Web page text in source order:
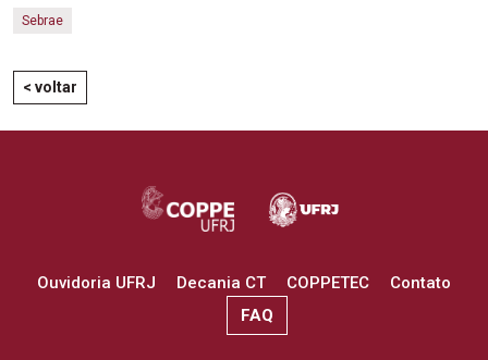
Sebrae
< voltar
Ouvidoria UFRJ Decania CT COPPETEC
Contato
FAQ